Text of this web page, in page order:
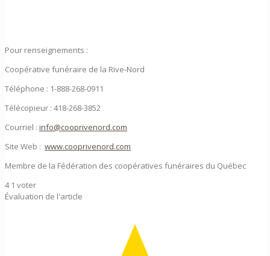
Pour renseignements :
Coopérative funéraire de la Rive-Nord
Téléphone : 1-888-268-0911
Télécopieur : 418-268-3852
Courriel : info@cooprivenord.com
Site Web : www.cooprivenord.com
Membre de la Fédération des coopératives funéraires du Québec
4 1 voter
Évaluation de l'article